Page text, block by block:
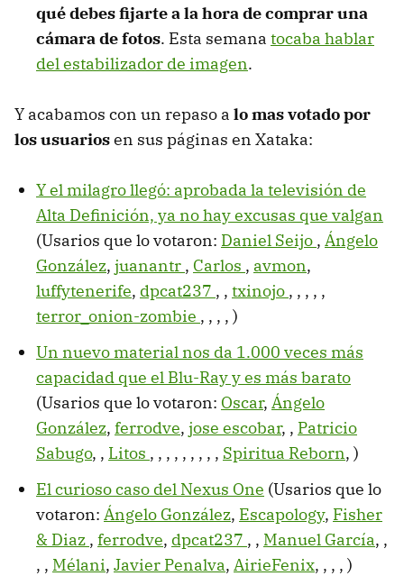
qué debes fijarte a la hora de comprar una
cámara de fotos. Esta semana tocaba hablar
del estabilizador de imagen.
Y acabamos con un repaso a lo mas votado por
los usuariosen sus páginas en Xataka:
Y el milagro llegó: aprobada la televisión de
Alta Definición, ya no hay excusas que valgan
(Usarios que lo votaron: Daniel Seijo , Ángelo
González, juanantr , Carlos , avmon,
luffytenerife, dpcat237 , , txinojo , , , , ,
terror_onion-zombie , , , , )
Un nuevo material nos da 1.000 veces más
capacidad que el Blu-Ray y es más barato
(Usarios que lo votaron: Oscar, Ángelo
González, ferrodve, jose escobar, , Patricio
Sabugo, , Litos , , , , , , , , , Spiritua Reborn, )
El curioso caso del Nexus One (Usarios que lo
votaron: Ángelo González, Escapology, Fisher
& Diaz , ferrodve, dpcat237 , , Manuel García, ,
, , Mélani, Javier Penalva, AirieFenix, , , , )